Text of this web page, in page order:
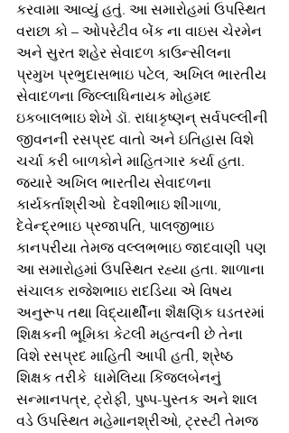
કરવામા આવ્યું હતું. આ સમારોહમાં ઉપસ્થિત
વરાછા કો – ઓપરેટીવ બેંક ના વાઇસ ચેરમેન
અને સુરત શહેર સેવાદળ કાઉન્સીલના
પ્રમુખ પ્રભુદાસભાઇ પટેલ, અખિલ ભારતીય
સેવાદળના જિલ્લાધિનાયક મોહમદ
ઇકબાલભાઇ શેખે ડૉ. રાધાકૃષ્ણન્ સર્વપલ્લીની
જીવનની રસપ્રદ વાતો અને ઇતિહાસ વિશે
ચર્ચા કરી બાળકોને માહિતગાર કર્યા હતા.
જ્યારે અખિલ ભારતીય સેવાદળના
કાર્યકર્તાશ્રીઓ  દેવશીભાઇ શીંગાળા,
દેવેન્દ્રભાઇ પ્રજાપતિ, પાલજીભાઇ
કાનપરીયા તેમજ વલ્લભભાઇ જાદવાણી પણ
આ સમારોહમાં ઉપસ્થિત રહ્યા હતા. શાળાના
સંચાલક રાજેશભાઇ રાદડિયા એ વિષય
અનુરૂપ તથા વિદ્યાર્થીના શૈક્ષણિક ઘડતરમાં
શિક્ષકની ભૂમિકા કેટલી મહત્વની છે તેના
વિશે રસપ્રદ માહિતી આપી હતી, શ્રેષ્ઠ
શિક્ષક તરીકે  ધામેલિયા કિંજલબેનનું
સન્માનપત્ર, ટ્રોફી, પુષ્પ-પુસ્તક અને શાલ
વડે ઉપસ્થિત મહેમાનશ્રીઓ, ટ્રસ્ટી તેમજ